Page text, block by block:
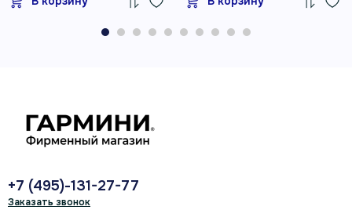
ДО 31 ЧАСА РАБОТЫ В РЕЖИМЕ GPS
+7 (495)-131-27-77
Заказать звонок